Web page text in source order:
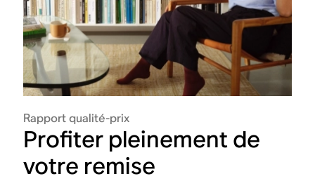
Rapport qualité-prix
Profiter pleinement de
votre remise